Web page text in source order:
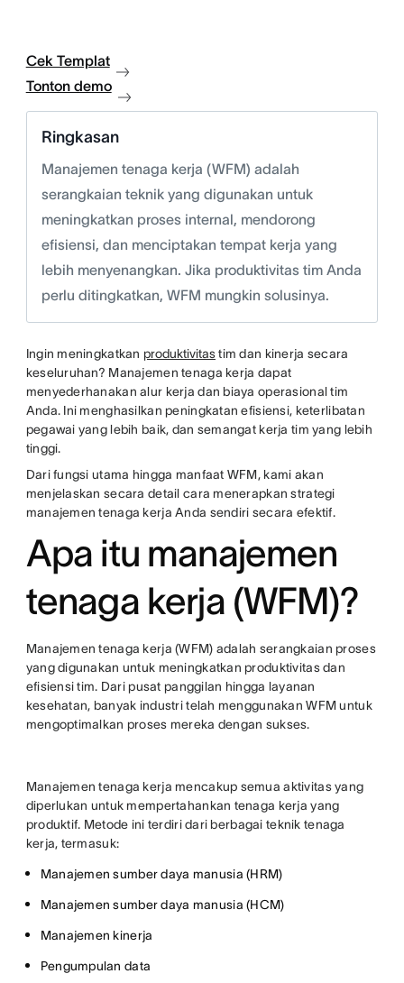
Cek Templat
Tonton demo
Ringkasan
Manajemen tenaga kerja (WFM) adalah
serangkaian teknik yang digunakan untuk
meningkatkan proses internal, mendorong
efisiensi, dan menciptakan tempat kerja yang
lebih menyenangkan. Jika produktivitas tim Anda
perlu ditingkatkan, WFM mungkin solusinya.
Ingin meningkatkan produktivitastim dan kinerja secara
keseluruhan? Manajemen tenaga kerja dapat
menyederhanakan alur kerja dan biaya operasional tim
Anda. Ini menghasilkan peningkatan efisiensi, keterlibatan
pegawai yang lebih baik, dan semangat kerja tim yang lebih
tinggi.
Dari fungsi utama hingga manfaat WFM, kami akan
menjelaskan secara detail cara menerapkan strategi
manajemen tenaga kerja Anda sendiri secara efektif.
Apa itu manajemen
tenaga kerja (WFM)?
Manajemen tenaga kerja (WFM) adalah serangkaian proses
yang digunakan untuk meningkatkan produktivitas dan
efisiensi tim. Dari pusat panggilan hingga layanan
kesehatan, banyak industri telah menggunakan WFM untuk
mengoptimalkan proses mereka dengan sukses.
Manajemen tenaga kerja mencakup semua aktivitas yang
diperlukan untuk mempertahankan tenaga kerja yang
produktif. Metode ini terdiri dari berbagai teknik tenaga
kerja, termasuk:
Manajemen sumber daya manusia (HRM)
Manajemen sumber daya manusia (HCM)
Manajemen kinerja
Pengumpulan data